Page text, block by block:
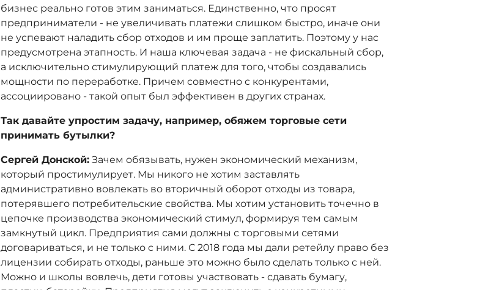
бизнес реально готов этим заниматься. Единственно, что просят
предприниматели - не увеличивать платежи слишком быстро, иначе они
не успевают наладить сбор отходов и им проще заплатить. Поэтому у нас
предусмотрена этапность. И наша ключевая задача - не фискальный сбор,
а исключительно стимулирующий платеж для того, чтобы создавались
мощности по переработке. Причем совместно с конкурентами,
ассоциировано - такой опыт был эффективен в других странах.
Так давайте упростим задачу, например, обяжем торговые сети
принимать бутылки?
Сергей Донской: Зачем обязывать, нужен экономический механизм,
который простимулирует. Мы никого не хотим заставлять
административно вовлекать во вторичный оборот отходы из товара,
потерявшего потребительские свойства. Мы хотим установить точечно в
цепочке производства экономический стимул, формируя тем самым
замкнутый цикл. Предприятия сами должны с торговыми сетями
договариваться, и не только с ними. С 2018 года мы дали ретейлу право без
лицензии собирать отходы, раньше это можно было сделать только с ней.
Можно и школы вовлечь, дети готовы участвовать - сдавать бумагу,